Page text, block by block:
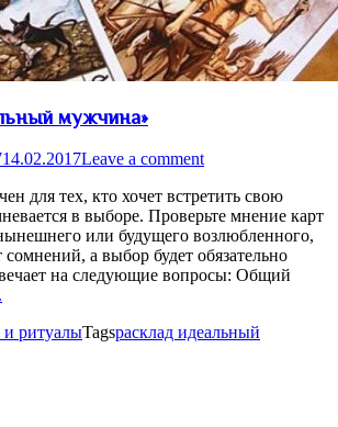
мужчина»
14.02.2017Leave a comment
для тех, кто хочет встретить свою
в выборе. Проверьте мнение карт
или будущего возлюбленного,
сомнений, а выбор будет обязательно
на следующие вопросы: Общий
и ритуалыTagsрасклад идеальный